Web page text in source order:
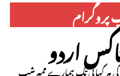
پروگرام
اردو
کی ہر کہانی تک ہمارے ممبرشپ